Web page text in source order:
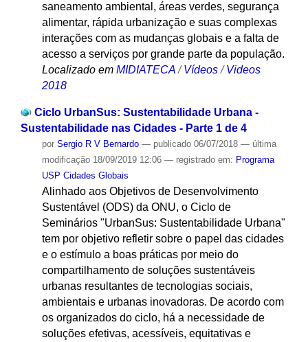
saneamento ambiental, áreas verdes, segurança
alimentar, rápida urbanização e suas complexas
interações com as mudanças globais e a falta de
acesso a serviços por grande parte da população.
Localizado em MIDIATECA /Vídeos /Videos
2018
Ciclo UrbanSus: Sustentabilidade Urbana -
Sustentabilidade nas Cidades - Parte 1 de 4
por Sergio R V Bernardo — publicado06/07/2018 — última
modificação18/09/2019 12:06 — registrado em: Programa
USP Cidades Globais
Alinhado aos Objetivos de Desenvolvimento
Sustentável (ODS) da ONU, o Ciclo de
Seminários "UrbanSus: Sustentabilidade Urbana"
tem por objetivo refletir sobre o papel das cidades
e o estímulo a boas práticas por meio do
compartilhamento de soluções sustentáveis
urbanas resultantes de tecnologias sociais,
ambientais e urbanas inovadoras. De acordo com
os organizados do ciclo, há a necessidade de
soluções efetivas, acessíveis, equitativas e